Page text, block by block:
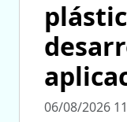
06/08/2026